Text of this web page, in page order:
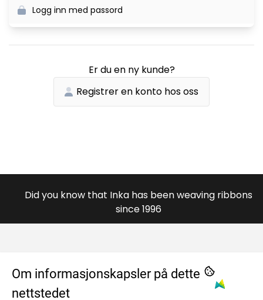
Logg inn med passord
Er du en ny kunde?
Registrer en konto hos oss
Did you know that Inka has been weaving ribbons
since 1996
OM OSS
984996446
Om informasjonskapsler på dette
nettstedet